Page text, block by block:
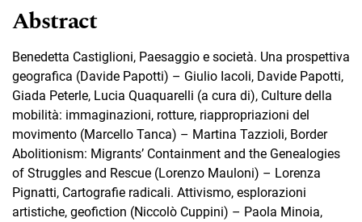
Abstract
Benedetta Castiglioni, Paesaggio e società. Una prospettiva
geografica (Davide Papotti) – Giulio Iacoli, Davide Papotti,
Giada Peterle, Lucia Quaquarelli (a cura di), Culture della
mobilità: immaginazioni, rotture, riappropriazioni del
movimento (Marcello Tanca) – Martina Tazzioli, Border
Abolitionism: Migrants’ Containment and the Genealogies
of Struggles and Rescue (Lorenzo Mauloni) – Lorenza
Pignatti, Cartografie radicali. Attivismo, esplorazioni
artistiche, geofiction (Niccolò Cuppini) – Paola Minoia,